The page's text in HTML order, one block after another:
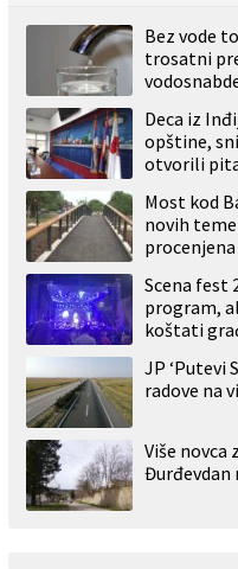
Bez vode
trosatni
Deca iz
opštine,
otvorili
Most kod
novih
Scena fest
program,
koštati
JP ‘Putevi
radove na
Više novca